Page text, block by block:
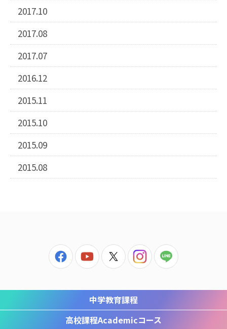
2017.10
2017.08
2017.07
2016.12
2015.11
2015.10
2015.09
2015.08
中学教育課程
高校課程Academicコース